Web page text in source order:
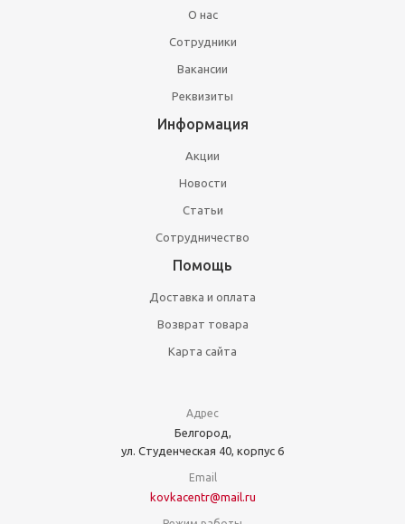
О нас
Сотрудники
Вакансии
Реквизиты
Информация
Акции
Новости
Статьи
Сотрудничество
Помощь
Доставка и оплата
Возврат товара
Карта сайта
Адрес
Белгород,
ул. Студенческая 40, корпус 6
Email
kovkacentr@mail.ru